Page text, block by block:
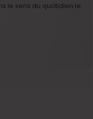
le sens du quotidien le